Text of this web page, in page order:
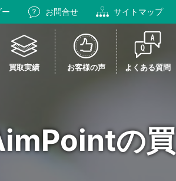
お問合せ サイトマップ
買取実績 お客様の声 よくある質問
の買